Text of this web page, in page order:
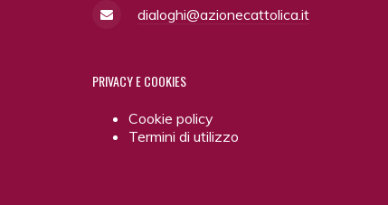
dialoghi@azionecattolica.it
PRIVACYE COOKIES
Cookie policy
Termini di utilizzo